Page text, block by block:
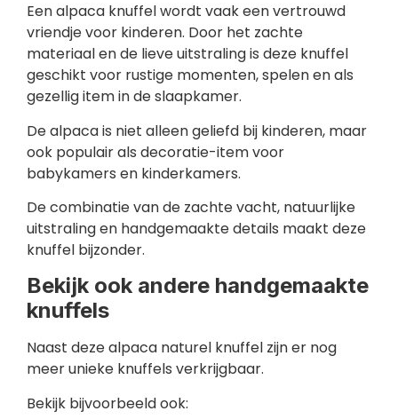
Een alpaca knuffel wordt vaak een vertrouwd
vriendje voor kinderen. Door het zachte
materiaal en de lieve uitstraling is deze knuffel
geschikt voor rustige momenten, spelen en als
gezellig item in de slaapkamer.
De alpaca is niet alleen geliefd bij kinderen, maar
ook populair als decoratie-item voor
babykamers en kinderkamers.
De combinatie van de zachte vacht, natuurlijke
uitstraling en handgemaakte details maakt deze
knuffel bijzonder.
Bekijk ook andere handgemaakte
knuffels
Naast deze alpaca naturel knuffel zijn er nog
meer unieke knuffels verkrijgbaar.
Bekijk bijvoorbeeld ook: